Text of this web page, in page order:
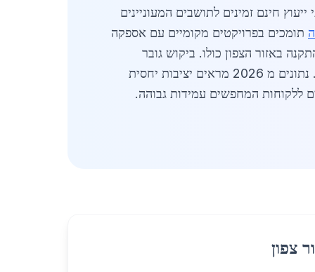
עד 180 שקלים לקילוגרם מותקן. שירותי ייעוץ חינם זמינים לתושבים המעוניינים
תומכים בפרויקטים מקומיים עם אספקה
באזור הצפון כולו. ביקוש גובר
לסורגים לבית בקריית שמונה נובע גם מפרויקטי תמ"א 38. ספקים מציעים פתרונות מותאמים אישית לכל בית. נתונים מ 2026 מראים יציבות יחסית
ללקוחות המחפשים עמידות גבוהה.
צפון